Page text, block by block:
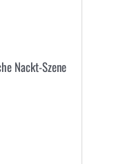
Nackt-Szene